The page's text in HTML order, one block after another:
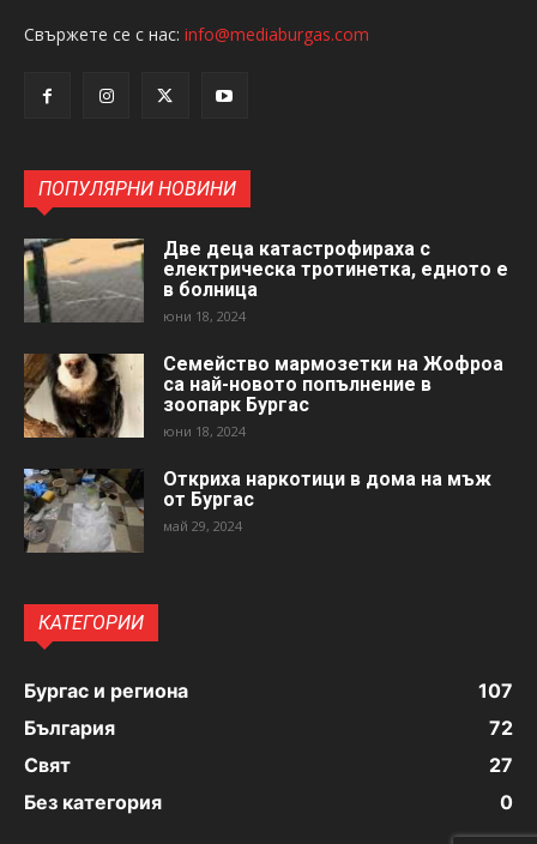
Свържете се с нас: info@mediaburgas.com
ПОПУЛЯРНИ НОВИНИ
Две деца катастрофираха с
електрическа тротинетка, едното е
в болница
юни 18, 2024
Семейство мармозетки на Жофроа
са най-новото попълнение в
зоопарк Бургас
юни 18, 2024
Откриха наркотици в дома на мъж
от Бургас
май 29, 2024
КАТЕГОРИИ
Бургас и региона
107
България
72
Свят
27
Без категория
0